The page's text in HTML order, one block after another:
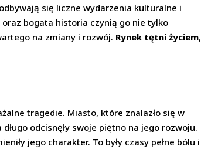
się liczne wydarzenia kulturalne i
oraz bogata historia czynią go nie tylko
na zmiany i rozwój. Rynek tętni życiem,
tragedie. Miasto, które znalazło się w
odcisnęły swoje piętno na jego rozwoju.
jego charakter. To były czasy pełne bólu i